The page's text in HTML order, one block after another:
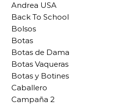
Andrea USA
Back To School
Bolsos
Botas
Botas de Dama
Botas Vaqueras
Botas y Botines
Caballero
Campaña 2